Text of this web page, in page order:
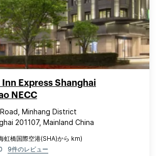
Inn Express Shanghai
NECC
Minhang District
201107, Mainland China
虹橋国際空港(SHA)から km)
9件のレビュー